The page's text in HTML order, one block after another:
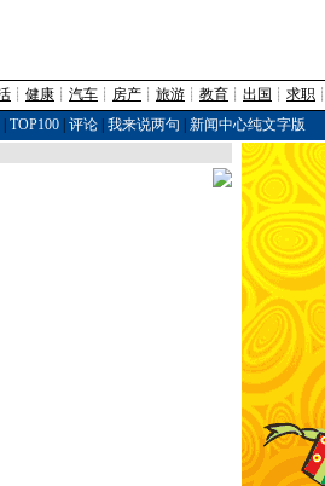
┊ 健康 ┊ 汽车 ┊ 房产 ┊ 旅游 ┊ 教育 ┊ 出国 ┊ 求职 ┊
TOP100| 评论| 我来说两句
新闻中心纯文字版